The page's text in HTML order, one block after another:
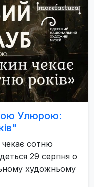
Улюрою:
сотню
29 серпня о
художньому